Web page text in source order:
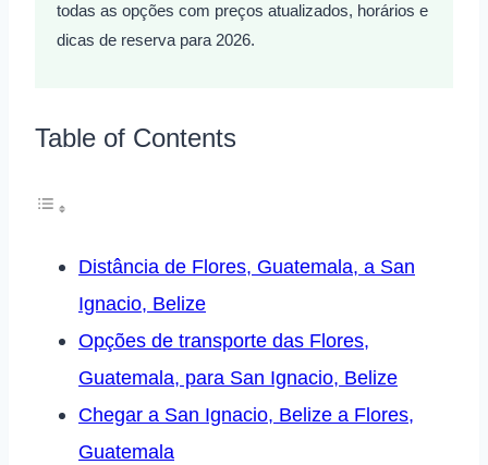
todas as opções com preços atualizados, horários e
dicas de reserva para 2026.
Table of Contents
Distância de Flores, Guatemala, a San
Ignacio, Belize
Opções de transporte das Flores,
Guatemala, para San Ignacio, Belize
Chegar a San Ignacio, Belize a Flores,
Guatemala